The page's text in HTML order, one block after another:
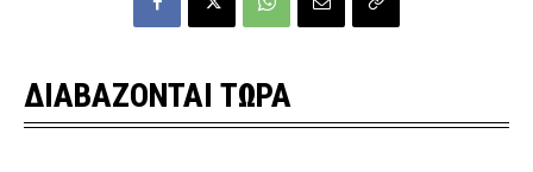
ΔΙΑΒΑΖΟΝΤΑΙ ΤΩΡΑ